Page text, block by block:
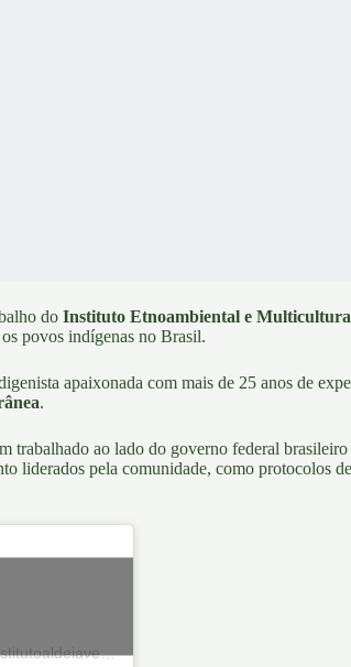
do Instituto Etnoambiental e
povos indígenas no Brasil.
apaixonada com mais de 25 anos de
.
trabalhado ao lado do governo federal
liderados pela comunidade, como protocolos
Una publicación compartida de 🌳 Instituto Aldeia Verde 🌳 (@institutoaldeiaverde)